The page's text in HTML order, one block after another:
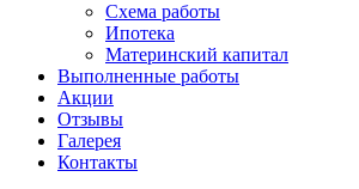
Схема работы
Ипотека
Материнский капитал
Выполненные работы
Акции
Отзывы
Галерея
Контакты